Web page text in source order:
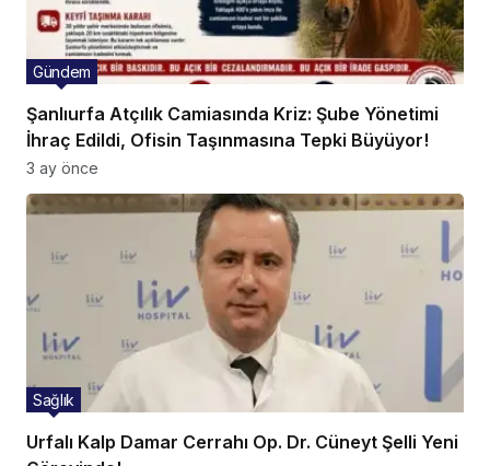
Şanlıurfa Atçılık Camiasında Kriz: Şube Yönetimi
İhraç Edildi, Ofisin Taşınmasına Tepki Büyüyor!
Gündem
3 ay önce
Urfalı Kalp Damar Cerrahı Op. Dr. Cüneyt Şelli Yeni
Sağlık